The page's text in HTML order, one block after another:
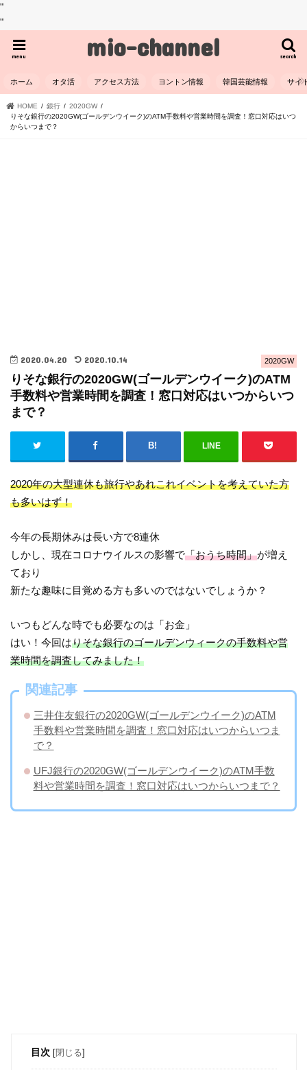
"
"
mio-channel search
menu
ホーム オタ活 アクセス方法 ヨントン情報 韓国芸能情報 サイ
HOME 銀行
2020GW
りそな銀行の2020GW(ゴールデンウイーク)のATM手数料や営業時間を調査！窓口対応はいつ
からいつまで？
2020GW
2020.04.20 2020.10.14
りそな銀行の2020GW(ゴールデンウイーク)のATM
手数料や営業時間を調査！窓口対応はいつからいつ
まで？
LINE
2020年の大型連休も旅行やあれこれイベントを考えていた方
も多いはず！
今年の長期休みは長い方で8連休
しかし、現在コロナウイルスの影響で「おうち時間」が増え
ており
新たな趣味に目覚める方も多いのではないでしょうか？
いつもどんな時でも必要なのは「お金」
はい！今回はりそな銀行のゴールデンウィークの手数料や営
業時間を調査してみました！
関連記事
三井住友銀行の2020GW(ゴールデンウイーク)のATM
手数料や営業時間を調査！窓口対応はいつからいつま
で？
UFJ銀行の2020GW(ゴールデンウイーク)のATM手数
料や営業時間を調査！窓口対応はいつからいつまで？
目次 [閉じる]